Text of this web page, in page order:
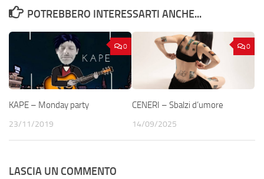
POTREBBERO INTERESSARTI ANCHE...
0
KAPE – Monday party
23/11/2019
0
CENERI – Sbalzi d’umore
14/09/2025
LASCIA UN COMMENTO